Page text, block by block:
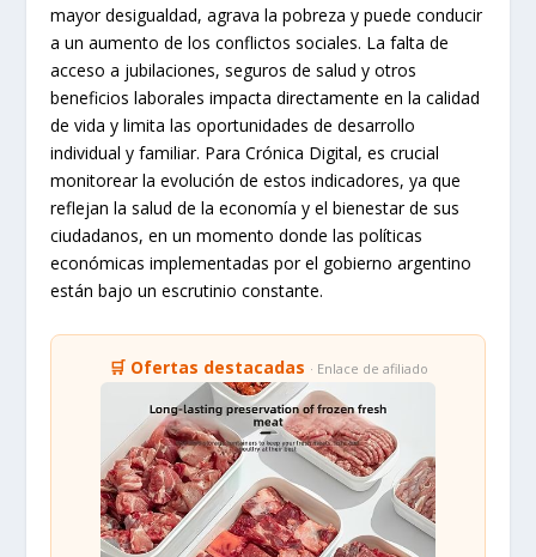
mayor desigualdad, agrava la pobreza y puede conducir
a un aumento de los conflictos sociales. La falta de
acceso a jubilaciones, seguros de salud y otros
beneficios laborales impacta directamente en la calidad
de vida y limita las oportunidades de desarrollo
individual y familiar. Para Crónica Digital, es crucial
monitorear la evolución de estos indicadores, ya que
reflejan la salud de la economía y el bienestar de sus
ciudadanos, en un momento donde las políticas
económicas implementadas por el gobierno argentino
están bajo un escrutinio constante.
🛒 Ofertas destacadas · Enlace de afiliado